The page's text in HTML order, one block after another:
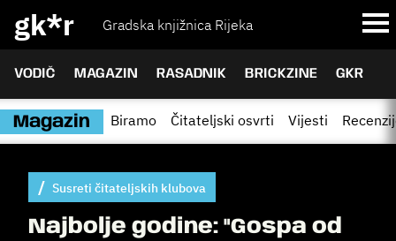
gk*r Gradska knjižnica Rijeka
VODIČ MAGAZIN RASADNIK BRICKZINE GKR
Magazin Biramo Čitateljski osvrti Vijesti
Susreti čitateljskih klubova
Najbolje godine: "Gospa od